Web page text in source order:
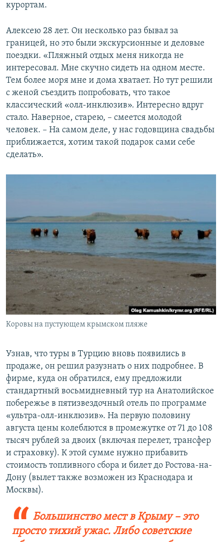
курортам.
Алексею 28 лет. Он несколько раз бывал за
границей, но это были экскурсионные и деловые
поездки. «Пляжный отдых меня никогда не
интересовал. Мне скучно сидеть на одном месте.
Тем более моря мне и дома хватает. Но тут решили
с женой съездить попробовать, что такое
классический «олл-инклюзив». Интересно вдруг
стало. Наверное, старею, – смеется молодой
человек. – На самом деле, у нас годовщина свадьбы
приближается, хотим такой подарок сами себе
сделать».
Коровы на пустующем крымском пляже
Узнав, что туры в Турцию вновь появились в
продаже, он решил разузнать о них подробнее. В
фирме, куда он обратился, ему предложили
стандартный восьмидневный тур на Анатолийское
побережье в пятизвездочный отель по программе
«ультра-олл-инклюзив». На первую половину
августа цены колеблются в промежутке от 71 до 108
тысяч рублей за двоих (включая перелет, трансфер
и страховку). К этой сумме нужно прибавить
стоимость топливного сбора и билет до Ростова-на-
Дону (вылет также возможен из Краснодара и
Москвы).
Большинство мест в Крыму – это
просто тихий ужас. Либо советские